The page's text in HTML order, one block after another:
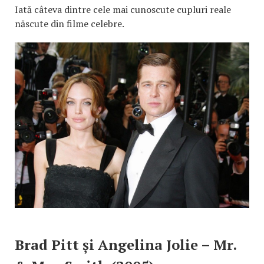
Iată câteva dintre cele mai cunoscute cupluri reale
născute din filme celebre.
Brad Pitt și Angelina Jolie – Mr.